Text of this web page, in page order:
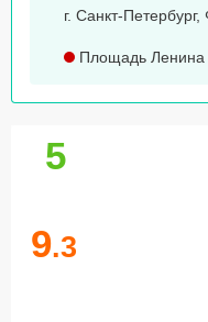
г. Санкт-
Площадь Ленина
5
9.3